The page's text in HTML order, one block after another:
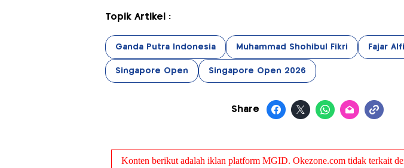
Topik Artikel :
Ganda Putra Indonesia Muhammad Shohibul Fikri Fajar
Singapore Open Singapore Open 2026
Share